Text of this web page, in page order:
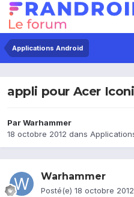
Applications Android
appli pour Acer
ParWarhammer
18 octobre 2012 dans
Warhammer
Posté(e) 18 octobre 2012